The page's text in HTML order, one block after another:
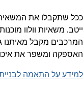
ככל שתקבלו את
ייטב. משאיות וולוו
המרכבים מקבל מאיתנו
האספקה ומשפר את
למידע על התאמה